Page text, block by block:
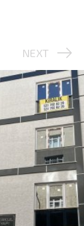
NEXT